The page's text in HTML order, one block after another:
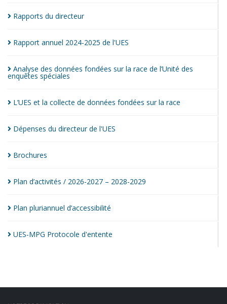
Rapports du directeur
Rapport annuel 2024-2025 de l'UES
Analyse des données fondées sur la race de l’Unité des
enquêtes spéciales
L’UES et la collecte de données fondées sur la race
Dépenses du directeur de l'UES
Brochures
Plan d’activités / 2026-2027 – 2028-2029
Plan pluriannuel d’accessibilité
UES-MPG Protocole d'entente